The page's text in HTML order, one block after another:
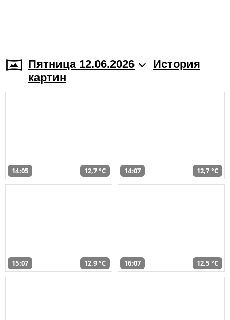
Пятница 12.06.2026
История
картин
14:05 12,7 °C 14:07 12,7 °C
15:07 12,9 °C 16:07 12,5 °C